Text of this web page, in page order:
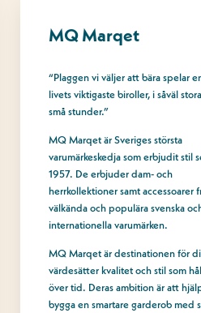
MQ Marqet
“Plaggen vi väljer att bära spelar
livets viktigaste biroller, i såväl
små stunder.”
MQ Marqet är Sveriges största
varumärkeskedja som erbjudit stil
1957. De erbjuder dam- och
herrkollektioner samt accessoarer
välkända och populära svenska
internationella varumärken.
MQ Marqet är destinationen för
värdesätter kvalitet och stil som
över tid. Deras ambition är att
bygga en smartare garderob med